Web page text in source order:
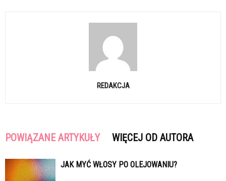
REDAKCJA
POWIĄZANE ARTYKUŁY WIĘCEJ OD AUTORA
JAK MYĆ WŁOSY PO OLEJOWANIU?